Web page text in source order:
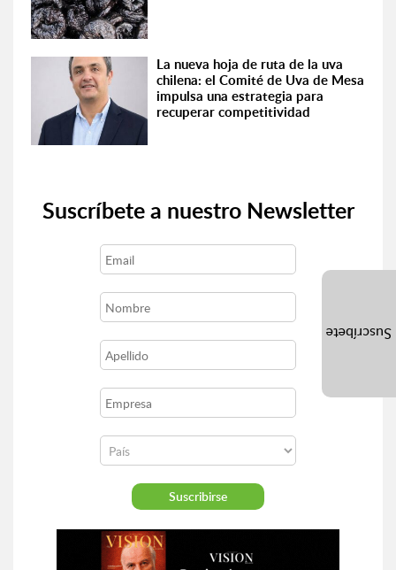
La nueva hoja de ruta de la uva
chilena: el Comité de Uva de Mesa
impulsa una estrategia para
recuperar competitividad
Suscríbete a nuestro Newsletter
Suscríbete